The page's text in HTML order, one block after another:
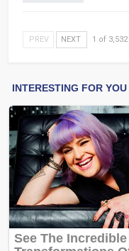
PREV NEXT 1 of 3,532